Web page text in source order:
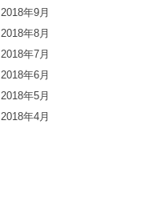
2018年9月
2018年8月
2018年7月
2018年6月
2018年5月
2018年4月